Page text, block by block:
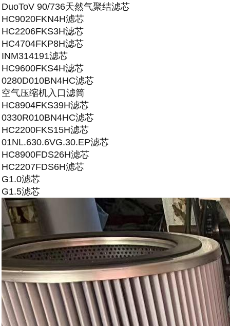
DuoToV 90/736天然气聚结滤芯
HC9020FKN4H滤芯
HC2206FKS3H滤芯
HC4704FKP8H滤芯
INM314191滤芯
HC9600FKS4H滤芯
0280D010BN4HC滤芯
空气压缩机入口滤筒
HC8904FKS39H滤芯
0330R010BN4HC滤芯
HC2200FKS15H滤芯
01NL.630.6VG.30.EP滤芯
HC8900FDS26H滤芯
HC2207FDS6H滤芯
G1.0滤芯
G1.5滤芯